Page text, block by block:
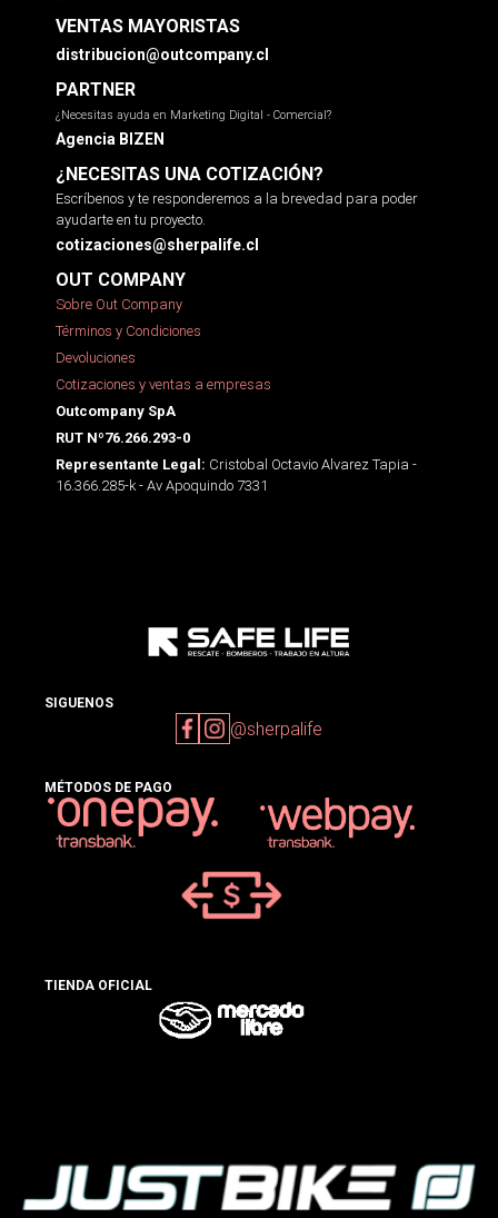
VENTAS MAYORISTAS
distribucion@outcompany.cl
PARTNER
¿Necesitas ayuda en Marketing Digital - Comercial?
Agencia BIZEN
¿NECESITAS UNA COTIZACIÓN?
Escríbenos y te responderemos a la brevedad para poder
ayudarte en tu proyecto.
cotizaciones@sherpalife.cl
OUT COMPANY
Sobre Out Company
Términos y Condiciones
Devoluciones
Cotizaciones y ventas a empresas
Outcompany SpA
RUT Nº76.266.293-0
Representante Legal: Cristobal Octavio Alvarez Tapia -
16.366.285-k - Av Apoquindo 7331
SIGUENOS
@sherpalife
MÉTODOS DE PAGO
TIENDA OFICIAL